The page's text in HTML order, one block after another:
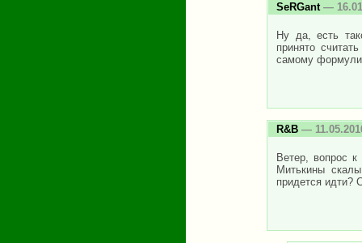
SeRGant—
Ну да, есть
принято
самому
R&B —
Ветер, вопрос
Митькины
придется идти?